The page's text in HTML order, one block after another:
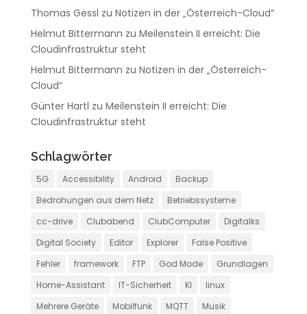
Thomas Gessl zu Notizen in der „Österreich-Cloud“
Helmut Bittermann zu Meilenstein II erreicht: Die
Cloudinfrastruktur steht
Helmut Bittermann zu Notizen in der „Österreich-
Cloud“
Günter Hartl zu Meilenstein II erreicht: Die
Cloudinfrastruktur steht
Schlagwörter
5G Accessibility Android
Backup
Bedrohungen aus dem Netz
Betriebssysteme
cc-drive
Clubabend ClubComputer
Digitalks
Digital Society
Editor Explorer
False Positive
Fehler
framework FTP God Mode
Grundlagen
Home-Assistant
IT-Sicherheit KI
linux
Mehrere Geräte
Mobilfunk MQTT
Musik